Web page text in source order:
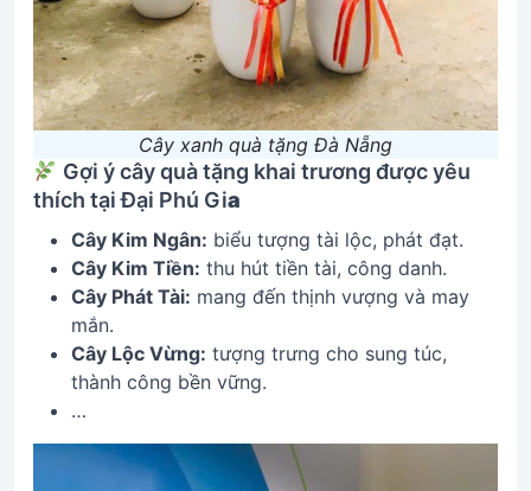
Cây xanh quà tặng Đà Nẵng
Gợi ý cây quà tặng khai trương được yêu
thích tại Đại Phú Gia
Cây Kim Ngân: biểu tượng tài lộc, phát đạt.
Cây Kim Tiền: thu hút tiền tài, công danh.
Cây Phát Tài: mang đến thịnh vượng và may
mắn.
Cây Lộc Vừng: tượng trưng cho sung túc,
thành công bền vững.
…